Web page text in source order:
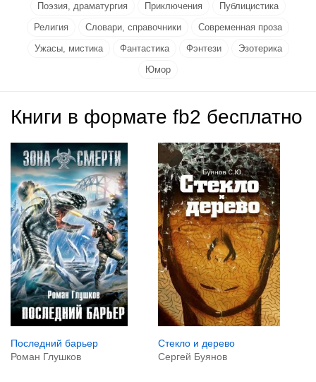
Поэзия, драматургия
Приключения
Публицистика
Религия
Словари, справочники
Современная проза
Ужасы, мистика
Фантастика Фэнтези
Эзотерика
Юмор
Книги в формате fb2 бесплатно
Последний барьер
Роман Глушков
Стекло и дерево
Сергей Буянов